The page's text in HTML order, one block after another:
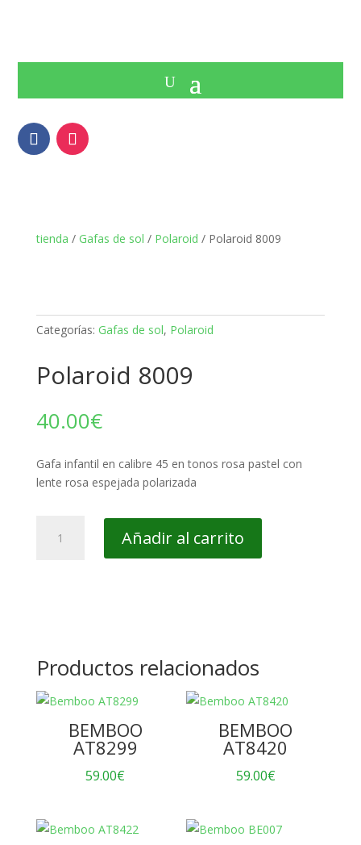
tienda / Gafas de sol / Polaroid / Polaroid 8009
Categorías: Gafas de sol, Polaroid
Polaroid 8009
40.00€
Gafa infantil en calibre 45 en tonos rosa pastel con
lente rosa espejada polarizada
8009
Añadir al carrito
Productos relacionados
BEMBOO
AT8299
59.00€
BEMBOO
AT8420
59.00€